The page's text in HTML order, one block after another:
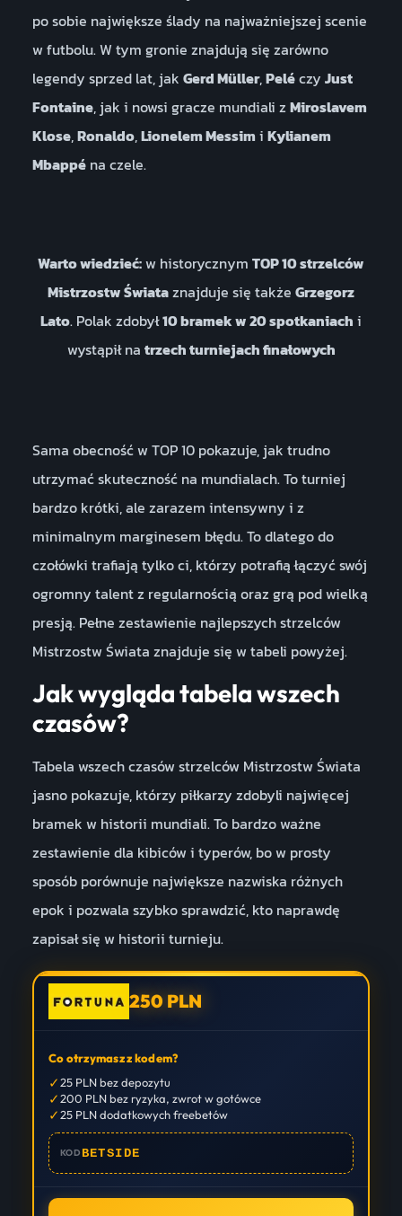
po sobie największe ślady na najważniejszej scenie
w futbolu. W tym gronie znajdują się zarówno
legendy sprzed lat, jak Gerd Müller,Peléczy Just
Fontaine, jak i nowsi gracze mundiali z Miroslavem
Klose,Ronaldo,Lionelem Messimi Kylianem
Mbappéna czele.
Warto wiedzieć:w historycznym TOP 10 strzelców
Mistrzostw Świataznajduje się także Grzegorz
Lato. Polak zdobył10 bramek w 20 spotkaniach i
wystąpił na trzech turniejach finałowych
Sama obecność w TOP 10 pokazuje, jak trudno
utrzymać skuteczność na mundialach. To turniej
bardzo krótki, ale zarazem intensywny i z
minimalnym marginesem błędu. To dlatego do
czołówki trafiają tylko ci, którzy potrafią łączyć swój
ogromny talent z regularnością oraz grą pod wielką
presją. Pełne zestawienie najlepszych strzelców
Mistrzostw Świata znajduje się w tabeli powyżej.
Jak wygląda tabela wszech
czasów?
Tabela wszech czasów strzelców Mistrzostw Świata
jasno pokazuje, którzy piłkarzy zdobyli najwięcej
bramek w historii mundiali. To bardzo ważne
zestawienie dla kibiców i typerów, bo w prosty
sposób porównuje największe nazwiska różnych
epok i pozwala szybko sprawdzić, kto naprawdę
zapisał się w historii turnieju.
250 PLN
Co otrzymasz z kodem?
✓25 PLN bez depozytu
✓200 PLN bez ryzyka, zwrot w gotówce
✓25 PLN dodatkowych freebetów
KOD BETSIDE